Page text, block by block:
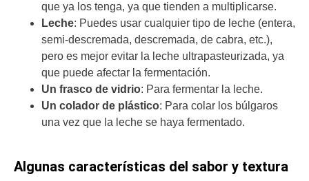
que ya los tenga, ya que tienden a multiplicarse.
Leche: Puedes usar cualquier tipo de leche (entera,
semi-descremada, descremada, de cabra, etc.),
pero es mejor evitar la leche ultrapasteurizada, ya
que puede afectar la fermentación.
Un frasco de vidrio: Para fermentar la leche.
Un colador de plástico: Para colar los búlgaros
una vez que la leche se haya fermentado.
Algunas características del sabor y textura